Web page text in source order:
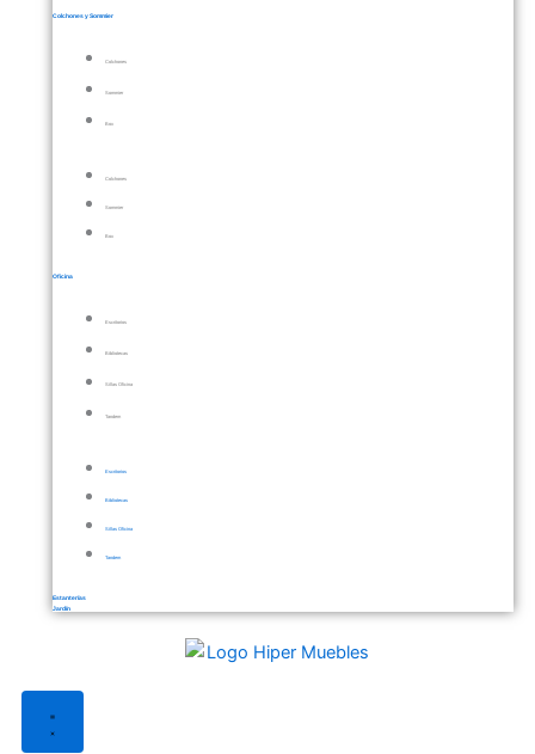
Colchones y Sommier
Colchones
Sommier
Box
Colchones
Sommier
Box
Oficina
Escritorios
Bibliotecas
Sillas Oficina
Tandem
Escritorios
Bibliotecas
Sillas Oficina
Tandem
Estanterías
Jardín